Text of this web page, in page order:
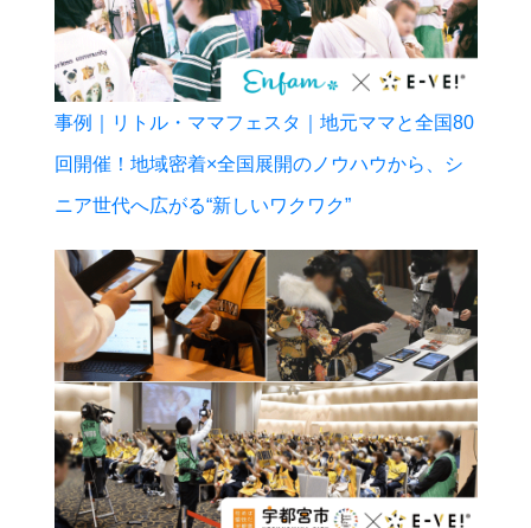
事例｜リトル・ママフェスタ｜地元ママと全国80
回開催！地域密着×全国展開のノウハウから、シ
ニア世代へ広がる“新しいワクワク”